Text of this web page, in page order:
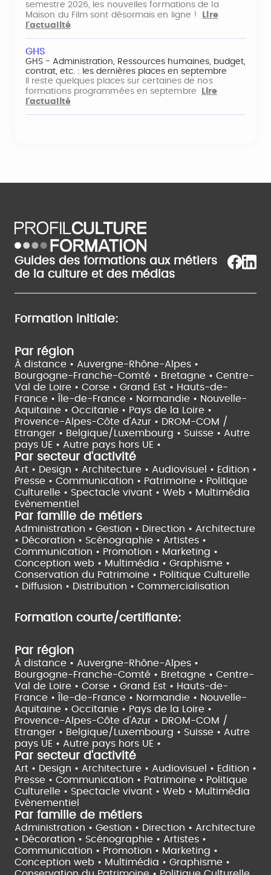
semestre 2026, les nouvelles formations de la
Maison du Film sont désormais en ligne !
Lire
l'actualité
GHS
GHS - Administration, Ressources humaines, budget,
contrat, etc. : les dernières places en septembre
Il reste quelques places sur certaines de nos
formations programmées en septembre
Lire
l'actualité
Guides des formations aux métiers
de la culture et des médias
Formation initiale:
Par région
À distance • Auvergne-Rhône-Alpes •
Bourgogne-Franche-Comté • Bretagne • Centre-
Val de Loire • Corse • Grand Est • Hauts-de-
France •
Île-de-France • Normandie • Nouvelle-
Aquitaine • Occitanie • Pays de la Loire •
Provence-Alpes-Côte d'Azur • DROM-COM /
Etranger • Belgique/Luxembourg • Suisse • Autre
pays UE • Autre pays hors UE •
Par secteur d'activité
Art • Design • Architecture • Audiovisuel • Edition •
Presse • Communication • Patrimoine • Politique
Culturelle • Spectacle vivant • Web • Multimédia
Evènementiel
Par famille de métiers
Administration • Gestion • Direction • Architecture
• Décoration • Scénographie • Artistes •
Communication • Promotion • Marketing •
Conception web • Multimédia • Graphisme •
Conservation du Patrimoine • Politique Culturelle
• Diffusion • Distribution • Commercialisation
Formation courte/certifiante:
Par région
À distance • Auvergne-Rhône-Alpes •
Bourgogne-Franche-Comté • Bretagne • Centre-
Val de Loire • Corse • Grand Est • Hauts-de-
France •
Île-de-France • Normandie • Nouvelle-
Aquitaine • Occitanie • Pays de la Loire •
Provence-Alpes-Côte d'Azur • DROM-COM /
Etranger • Belgique/Luxembourg • Suisse • Autre
pays UE • Autre pays hors UE •
Par secteur d'activité
Art • Design • Architecture • Audiovisuel • Edition •
Presse • Communication • Patrimoine • Politique
Culturelle • Spectacle vivant • Web • Multimédia
Evènementiel
Par famille de métiers
Administration • Gestion • Direction • Architecture
• Décoration • Scénographie • Artistes •
Communication • Promotion • Marketing •
Conception web • Multimédia • Graphisme •